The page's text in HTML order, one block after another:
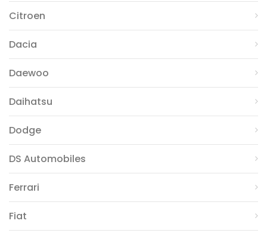
Citroen
Dacia
Daewoo
Daihatsu
Dodge
DS Automobiles
Ferrari
Fiat